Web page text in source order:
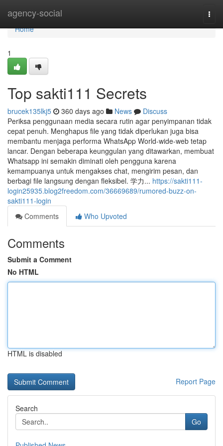
agency-social
Home
Home
1
Top sakti111 Secrets
brucek135lkj5 360 days ago News
Discuss
Periksa penggunaan media secara rutin agar penyimpanan tidak
cepat penuh. Menghapus file yang tidak diperlukan juga bisa
membantu menjaga performa WhatsApp World-wide-web tetap
lancar. Dengan beberapa keunggulan yang ditawarkan, membuat
Whatsapp ini semakin diminati oleh pengguna karena
kemampuanya untuk mengakses chat, mengirim pesan, dan
berbagi file langsung dengan fleksibel. 学力... https://sakti111-
login25935.blog2freedom.com/36669689/rumored-buzz-on-
sakti111-login
Comments
Who Upvoted
Comments
Submit a Comment
No HTML
HTML is disabled
Report Page
Search
Go